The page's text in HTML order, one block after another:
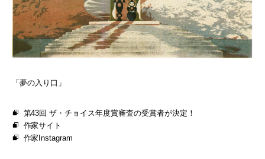
「夢の入り口」
第43回 ザ・チョイス年度賞審査の受賞者が決定！
作家サイト
作家Instagram